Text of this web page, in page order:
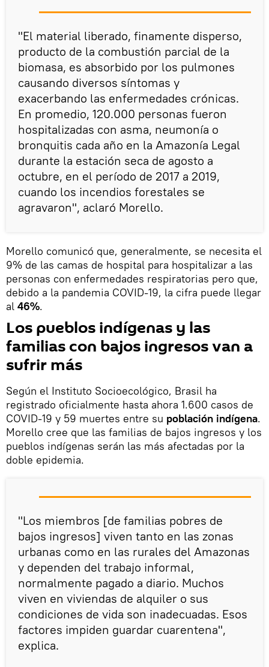
"El material liberado, finamente disperso,
producto de la combustión parcial de la
biomasa, es absorbido por los pulmones
causando diversos síntomas y
exacerbando las enfermedades crónicas.
En promedio, 120.000 personas fueron
hospitalizadas con asma, neumonía o
bronquitis cada año en la Amazonía Legal
durante la estación seca de agosto a
octubre, en el período de 2017 a 2019,
cuando los incendios forestales se
agravaron", aclaró Morello.
Morello comunicó que, generalmente, se necesita el
9% de las camas de hospital para hospitalizar a las
personas con enfermedades respiratorias pero que,
debido a la pandemia COVID-19, la cifra puede llegar
al 46%.
Los pueblos indígenas y las
familias con bajos ingresos van a
sufrir más
Según el Instituto Socioecológico, Brasil ha
registrado oficialmente hasta ahora 1.600 casos de
COVID-19 y 59 muertes entre su población indígena.
Morello cree que las familias de bajos ingresos y los
pueblos indígenas serán las más afectadas por la
doble epidemia.
"Los miembros [de familias pobres de
bajos ingresos] viven tanto en las zonas
urbanas como en las rurales del Amazonas
y dependen del trabajo informal,
normalmente pagado a diario. Muchos
viven en viviendas de alquiler o sus
condiciones de vida son inadecuadas. Esos
factores impiden guardar cuarentena",
explica.